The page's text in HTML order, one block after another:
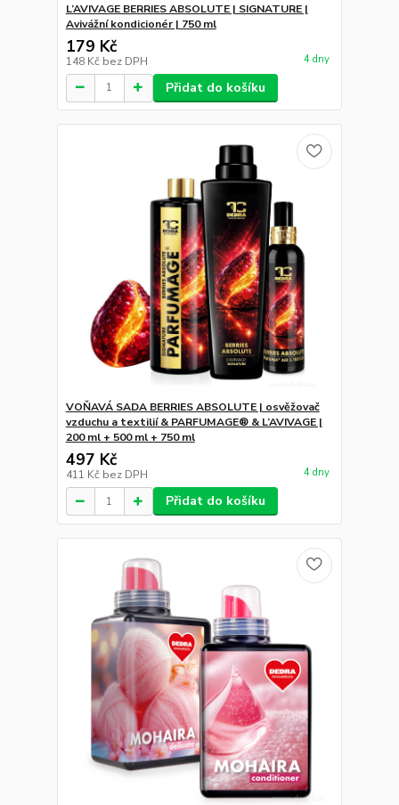
L’AVIVAGE BERRIES ABSOLUTE | SIGNATURE |
Avivážní kondicionér | 750 ml
179 Kč
148 Kč bez DPH 4 dny
Přidat do košíku
VOŇAVÁ SADA BERRIES ABSOLUTE | osvěžovač
vzduchu a textilií & PARFUMAGE® & L’AVIVAGE |
200 ml + 500 ml + 750 ml
497 Kč
411 Kč bez DPH 4 dny
Přidat do košíku